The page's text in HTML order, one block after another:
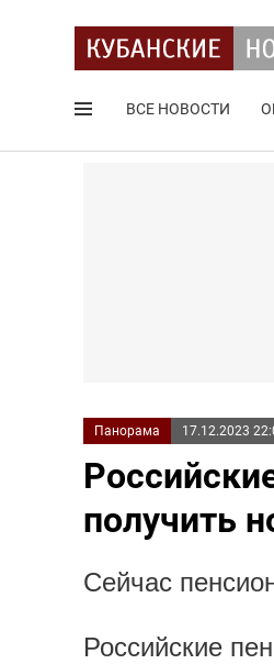
ВСЕ НОВОСТИ
Панорама 17.12.2023
получить
Сейчас
Российские